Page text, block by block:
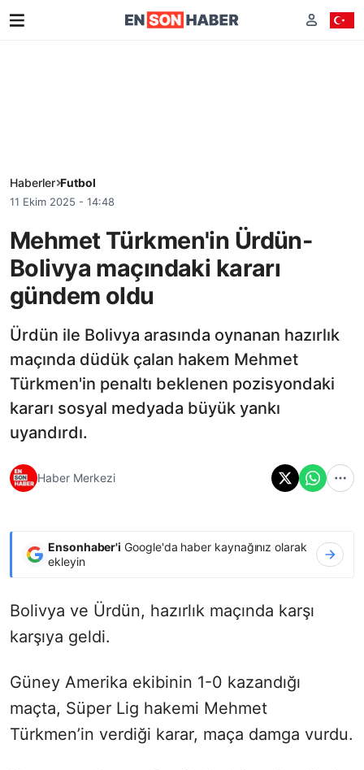
Haberler Futbol
11 Ekim 2025 - 14:48
Mehmet Türkmen'in Ürdün-
Bolivya maçındaki kararı
gündem oldu
Ürdün ile Bolivya arasında oynanan hazırlık
maçında düdük çalan hakem Mehmet
Türkmen'in penaltı beklenen pozisyondaki
kararı sosyal medyada büyük yankı
uyandırdı.
Haber Merkezi
Ensonhaber'i Google'da haber kaynağınız olarak
ekleyin
Bolivya ve Ürdün, hazırlık maçında karşı
karşıya geldi.
Güney Amerika ekibinin 1-0 kazandığı
maçta, Süper Lig hakemi Mehmet
Türkmen’in verdiği karar, maça damga vurdu.